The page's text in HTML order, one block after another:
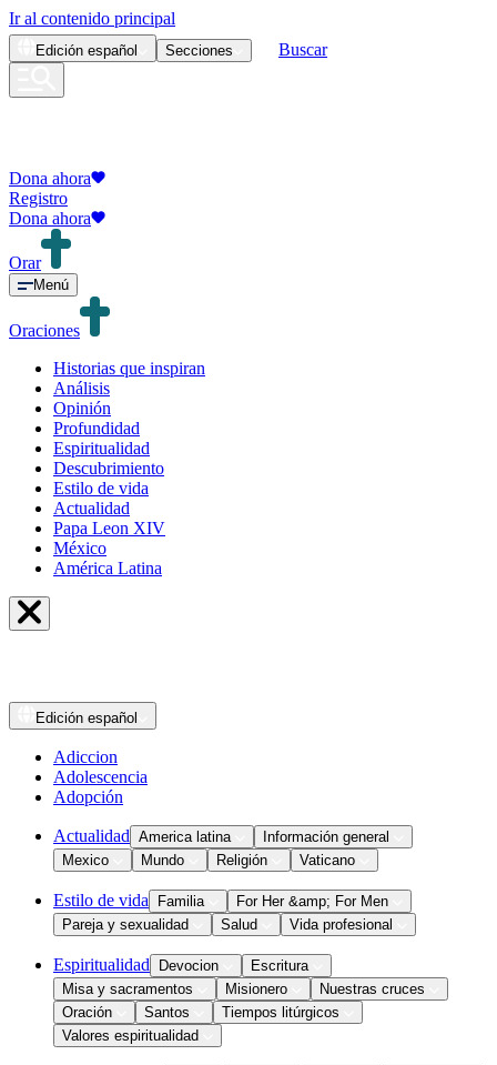
Ir al contenido principal
Edición español Secciones Buscar
Dona ahora
Registro
Dona ahora
Orar
Menú
Oraciones
Historias que inspiran
Análisis
Opinión
Profundidad
Espiritualidad
Descubrimiento
Estilo de vida
Actualidad
Papa Leon XIV
México
América Latina
Edición español
Adiccion
Adolescencia
Adopción
Actualidad America latina
Información general
Mexico
Mundo Religión Vaticano
Estilo de vida Familia
For Her &amp; For Men
Pareja y sexualidad
Salud Vida profesional
Espiritualidad Devocion
Escritura
Misa y sacramentos
Misionero
Nuestras cruces
Oración
Santos
Tiempos litúrgicos
Valores espiritualidad